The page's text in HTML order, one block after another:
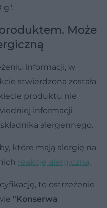
g".
Może
informacji, w
stwierdzona została
produktu nie
informacji
alergennego.
które mają alergię na
reakcję alergiczną.
to ostrzeżenie
"Konserwa